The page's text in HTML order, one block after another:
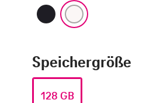
Schwarz
Speichergröße
128 GB